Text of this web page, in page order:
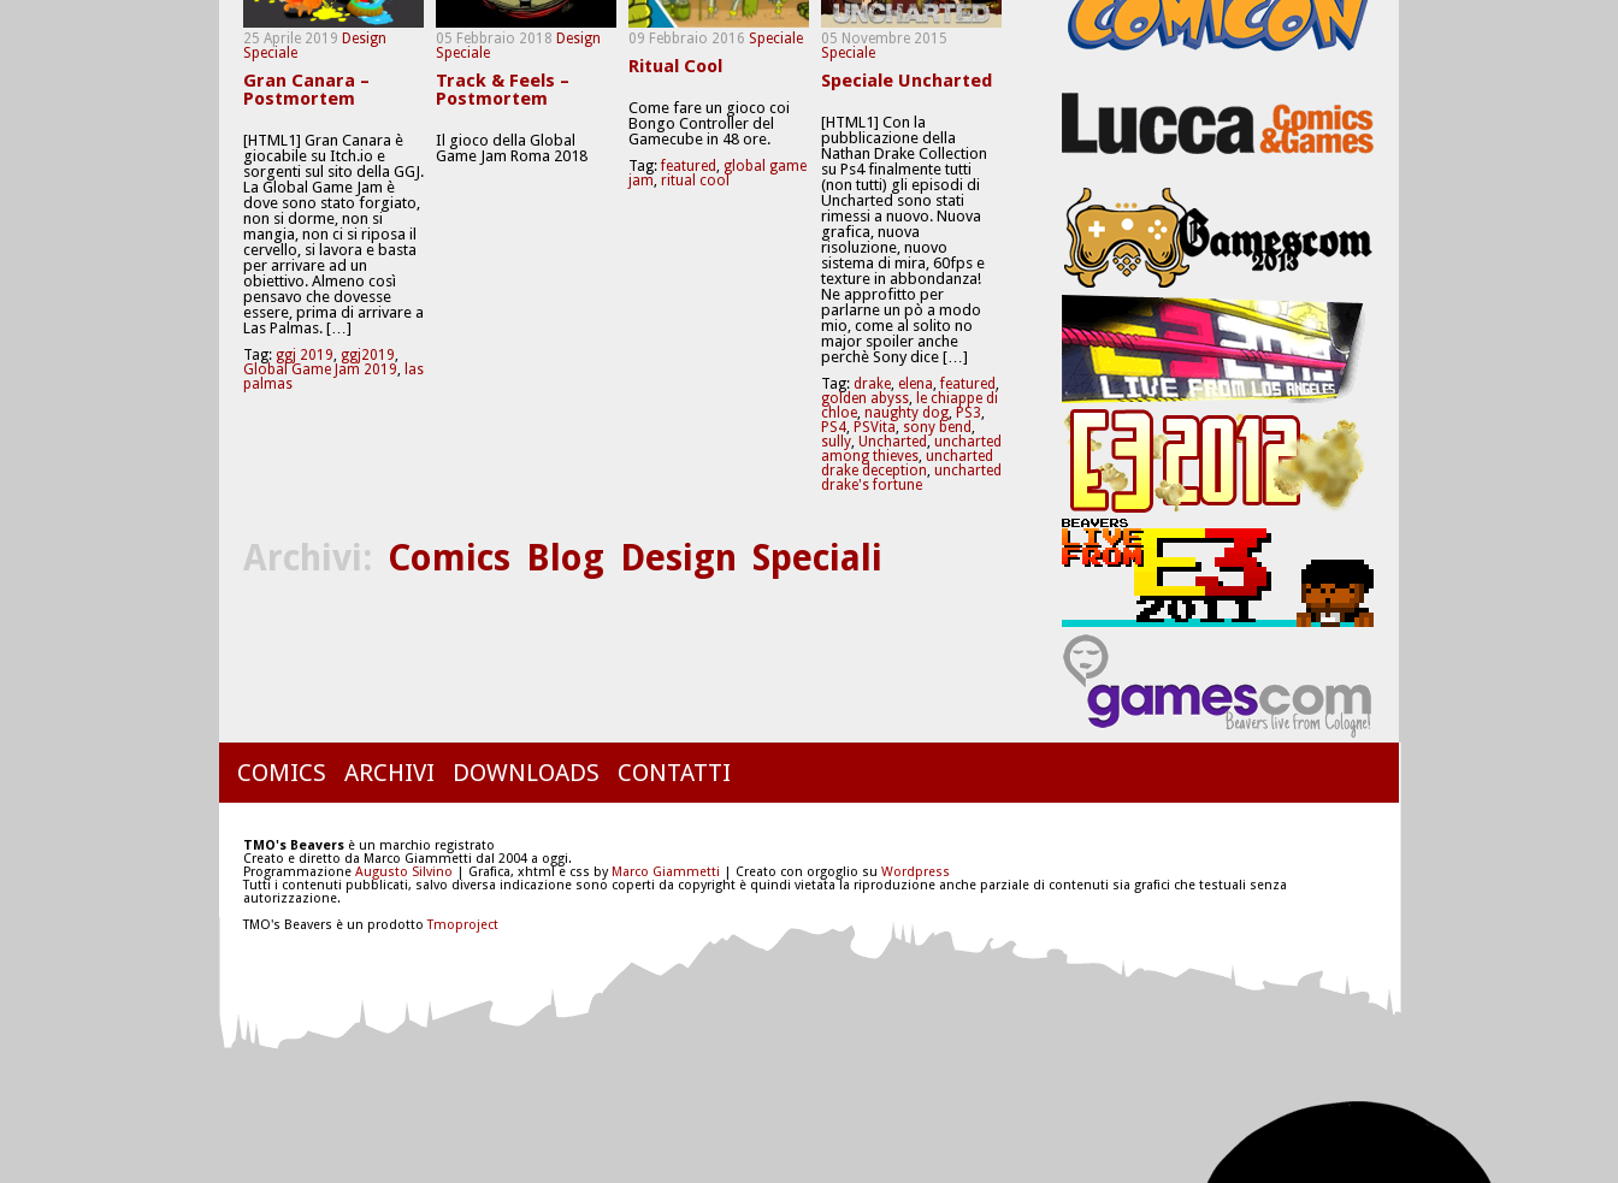
25 Aprile 2019 Design
Speciale
Gran Canara –
Postmortem
[HTML1] Gran Canara è
giocabile su Itch.io e
sorgenti sul sito della GGJ.
La Global Game Jam è
dove sono stato forgiato,
non si dorme, non si
mangia, non ci si riposa il
cervello, si lavora e basta
per arrivare ad un
obiettivo. Almeno così
pensavo che dovesse
essere, prima di arrivare a
Las Palmas. […]
Tag: ggj 2019, ggj2019,
Global Game Jam 2019, las
palmas
05 Febbraio 2018 Design
Speciale
Track & Feels –
Postmortem
Il gioco della Global
Game Jam Roma 2018
09 Febbraio 2016 Speciale
Ritual Cool
Come fare un gioco coi
Bongo Controller del
Gamecube in 48 ore.
Tag:featured, global game
jam, ritual cool
05 Novembre 2015
Speciale
Speciale Uncharted
[HTML1] Con la
pubblicazione della
Nathan Drake Collection
su Ps4 finalmente tutti
(non tutti) gli episodi di
Uncharted sono stati
rimessi a nuovo. Nuova
grafica, nuova
risoluzione, nuovo
sistema di mira, 60fps e
texture in abbondanza!
Ne approfitto per
parlarne un pò a modo
mio, come al solito no
major spoiler anche
perchè Sony dice […]
Tag: drake, elena,featured,
golden abyss, le chiappe di
chloe, naughty dog, PS3,
PS4, PSVita, sony bend,
sully, Uncharted, uncharted
among thieves, uncharted
drake deception, uncharted
drake's fortune
Archivi: Comics Blog Design Speciali
COMICS ARCHIVI DOWNLOADS CONTATTI
TMO's Beavers è un marchio registrato
Creato e diretto da Marco Giammetti dal 2004 a oggi.
Programmazione Augusto Silvino | Grafica, xhtml e css byMarco Giammetti | Creato con orgoglio su Wordpress
Tutti i contenuti pubblicati, salvo diversa indicazione sono coperti da copyright è quindi vietata la riproduzione anche parziale di contenuti sia grafici che testuali senza
autorizzazione.
TMO's Beavers è un prodottoTmoproject